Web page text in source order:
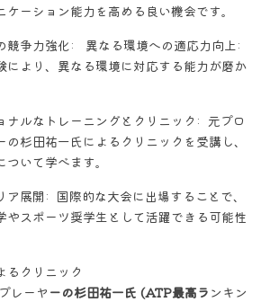
ケーション能力を高める良い機会です。
競争力強化:   異なる環境への適応力向上:
により、異なる環境に対応する能力が磨か
ナルなトレーニングとクリニック:  元プロ
の杉田祐一氏によるクリニックを受講し、
ついて学べます。
ア展開:  国際的な大会に出場することで、
やスポーツ奨学生として活躍できる可能性
るクリニック
レーヤ ーの杉田祐一氏 (ATP最高ラ ンキン